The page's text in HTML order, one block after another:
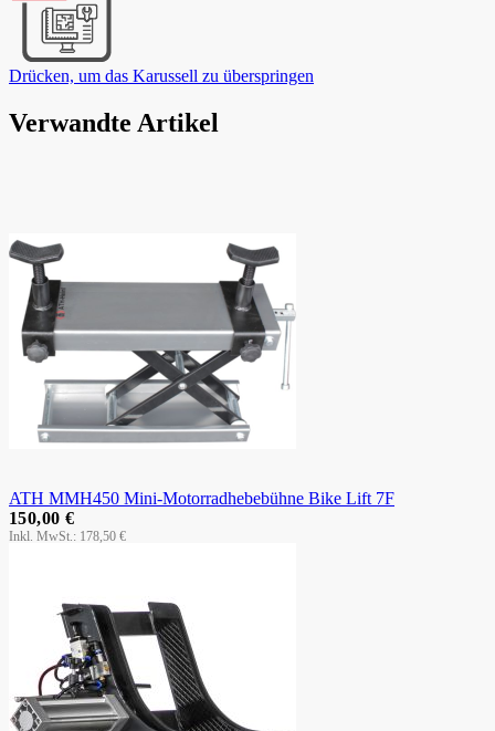
Drücken, um das Karussell zu überspringen
Verwandte Artikel
ATH MMH450 Mini-Motorradhebebühne Bike Lift 7F
178,50 €
150,00 €